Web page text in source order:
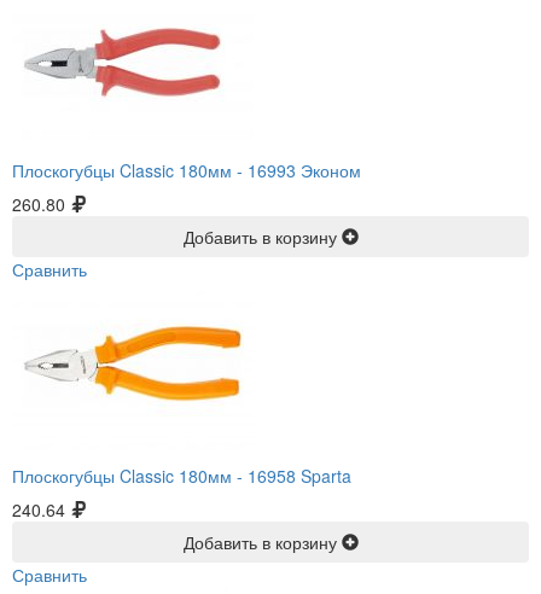
Плоскогубцы Classic 180мм - 16993 Эконом
260.80
Добавить в корзину
Сравнить
Плоскогубцы Classic 180мм - 16958 Sparta
240.64
Добавить в корзину
Сравнить